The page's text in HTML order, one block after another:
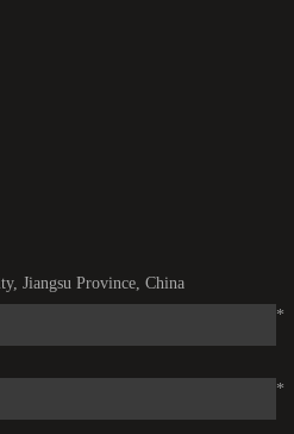
Jiangsu Province, China
*
*